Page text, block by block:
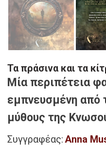
Τα πράσινα και τα
Μία περιπέτεια
εμπνευσμένη από
μύθους της
Συγγραφέας:Anna